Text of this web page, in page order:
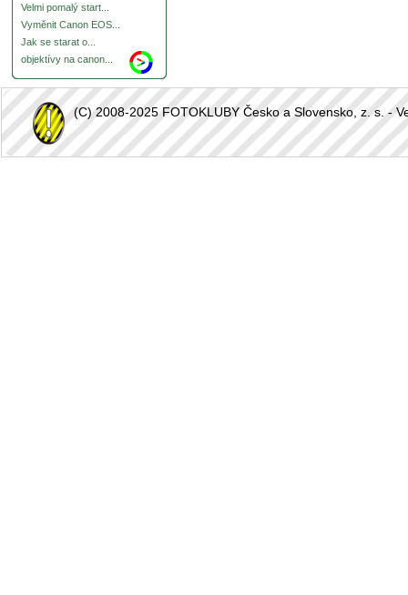
Velmi pomalý start...
Vyměnit Canon EOS...
Jak se starat o...
objektívy na canon...
(C) 2008-2025 FOTOKLUBY Česko a Slovensko, z. s. -